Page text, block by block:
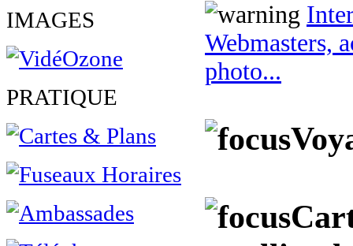
IMAGES
PRATIQUE
Webmasters,
photo...